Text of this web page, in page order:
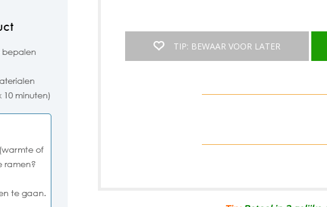
TIP: BEWAAR VOOR LATER